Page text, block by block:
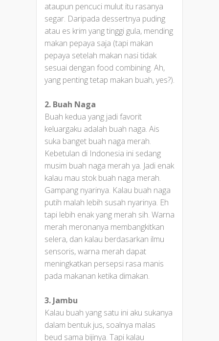
ataupun pencuci mulut itu rasanya
segar. Daripada dessertnya puding
atau es krim yang tinggi gula, mending
makan pepaya saja (tapi makan
pepaya setelah makan nasi tidak
sesuai dengan food combining. Ah,
yang penting tetap makan buah, yes?).
2. Buah Naga
Buah kedua yang jadi favorit
keluargaku adalah buah naga. Ais
suka banget buah naga merah.
Kebetulan di Indonesia ini sedang
musim buah naga merah ya. Jadi enak
kalau mau stok buah naga merah.
Gampang nyarinya. Kalau buah naga
putih malah lebih susah nyarinya. Eh
tapi lebih enak yang merah sih. Warna
merah meronanya membangkitkan
selera, dan kalau berdasarkan ilmu
sensoris, warna merah dapat
meningkatkan persepsi rasa manis
pada makanan ketika dimakan.
3. Jambu
Kalau buah yang satu ini aku sukanya
dalam bentuk jus, soalnya malas
beud sama bijinya. Tapi kalau